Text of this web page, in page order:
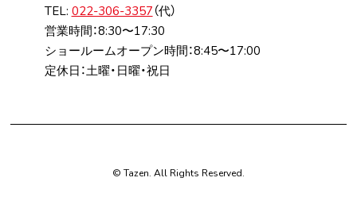
TEL: 022-306-3357 （代）
営業時間：8:30〜17:30
ショールームオープン時間：8:45〜17:00
定休日：土曜・日曜・祝日
© Tazen. All Rights Reserved.